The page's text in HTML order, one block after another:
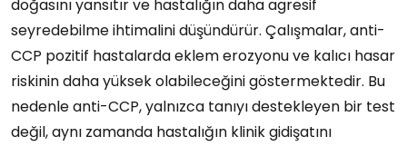
doğasını yansıtır ve hastalığın daha agresif
seyredebilme ihtimalini düşündürür. Çalışmalar, anti-
CCP pozitif hastalarda eklem erozyonu ve kalıcı hasar
riskinin daha yüksek olabileceğini göstermektedir. Bu
nedenle anti-CCP, yalnızca tanıyı destekleyen bir test
değil, aynı zamanda hastalığın klinik gidişatını